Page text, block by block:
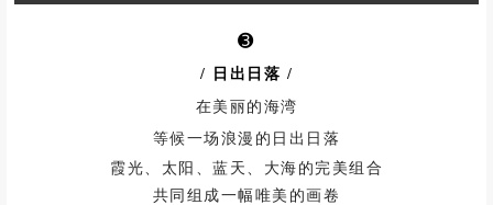
➌
/ 日出日落 /
在美丽的海湾
等候一场浪漫的日出日落
霞光、太阳、蓝天、大海的完美组合
共同组成一幅唯美的画卷